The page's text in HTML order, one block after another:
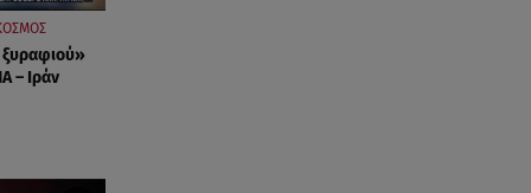
– Ιράν